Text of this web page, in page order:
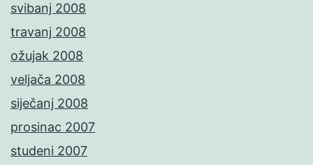
svibanj 2008
travanj 2008
ožujak 2008
veljača 2008
siječanj 2008
prosinac 2007
studeni 2007